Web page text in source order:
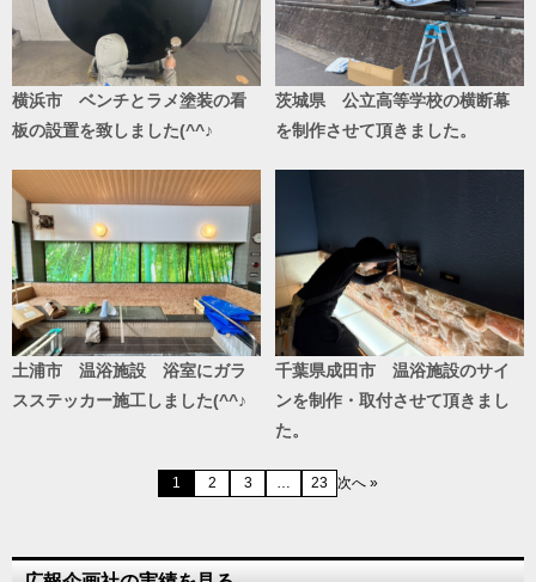
横浜市 ベンチとラメ塗装の看
板の設置を致しました(^^♪
茨城県 公立高等学校の横断幕
を制作させて頂きました。
土浦市 温浴施設 浴室にガラ
スステッカー施工しました(^^♪
千葉県成田市 温浴施設のサイ
ンを制作・取付させて頂きまし
た。
1 2 3 … 23 次へ »